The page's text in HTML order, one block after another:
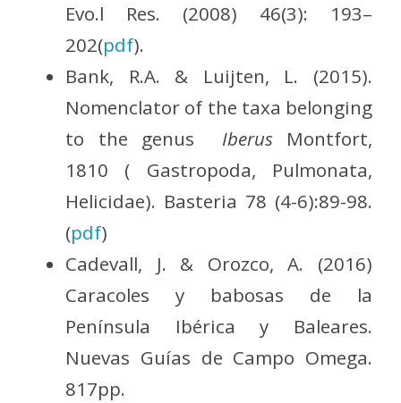
Evo.l Res. (2008) 46(3): 193–
202(pdf).
Bank, R.A. & Luijten, L. (2015).
Nomenclator of the taxa belonging
to the genus Iberus Montfort,
1810 ( Gastropoda, Pulmonata,
Helicidae). Basteria 78 (4-6):89-98.
(pdf)
Cadevall, J. & Orozco, A. (2016)
Caracoles y babosas de la
Península Ibérica y Baleares.
Nuevas Guías de Campo Omega.
817pp.